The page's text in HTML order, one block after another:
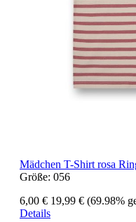
Mädchen T-Shirt rosa
Größe: 056
6,00 € 19,99 € (69.98%
Details